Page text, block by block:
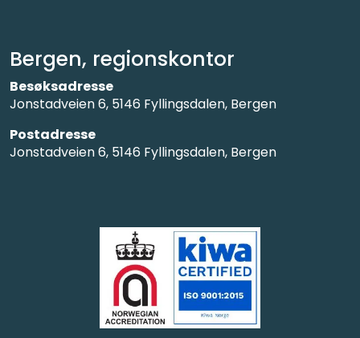
Bergen, regionskontor
Besøksadresse
Jonstadveien 6, 5146 Fyllingsdalen, Bergen
Postadresse
Jonstadveien 6, 5146 Fyllingsdalen, Bergen